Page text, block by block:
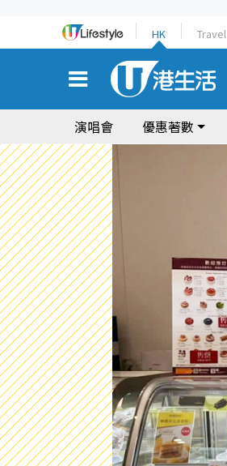
HK Travel
演唱會 優惠著數